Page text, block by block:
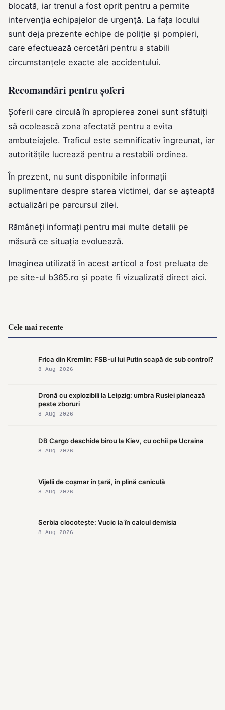
blocată, iar trenul a fost oprit pentru a permite
intervenția echipajelor de urgență. La fața locului
sunt deja prezente echipe de poliție și pompieri,
care efectuează cercetări pentru a stabili
circumstanțele exacte ale accidentului.
Recomandări pentru șoferi
Șoferii care circulă în apropierea zonei sunt sfătuiți
să ocolească zona afectată pentru a evita
ambuteiajele. Traficul este semnificativ îngreunat, iar
autoritățile lucrează pentru a restabili ordinea.
În prezent, nu sunt disponibile informații
suplimentare despre starea victimei, dar se așteaptă
actualizări pe parcursul zilei.
Rămâneți informați pentru mai multe detalii pe
măsură ce situația evoluează.
Imaginea utilizată în acest articol a fost preluata de
pe site-ul b365.ro și poate fi vizualizată direct aici.
Cele mai recente
Frica din Kremlin: FSB-ul lui Putin scapă de sub control?
8 Aug 2026
Dronă cu explozibili la Leipzig: umbra Rusiei planează
peste zboruri
8 Aug 2026
DB Cargo deschide birou la Kiev, cu ochii pe Ucraina
8 Aug 2026
Vijelii de coșmar în țară, în plină caniculă
8 Aug 2026
Serbia clocotește: Vucic ia în calcul demisia
8 Aug 2026